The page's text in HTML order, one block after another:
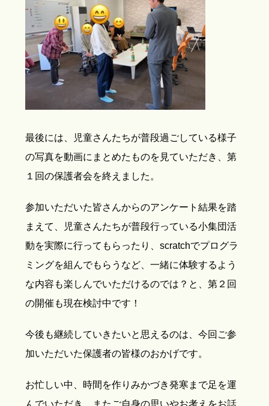
最後には、児童さんたちが普段過ごしている様子
の写真を動画にまとめたものを見ていただき、第
１回の保護者会を終えました。
参加いただいた皆さんからのアンケート結果を踏
まえて、児童さんたちが普段行っている小集団活
動を実際に行ってもらったり、scratchでプログラ
ミングを組んでもらうなど、一緒に体験するよう
な内容も楽しんでいただけるのでは？と、第２回
の開催も現在検討中です！
今後も継続していきたいと思えるのは、今回ご参
加いただいた保護者の皆様のおかげです。
お忙しい中、時間を作りみかづき発寒まで足を運
んでいただき、またご自身の思いやお考えをお話